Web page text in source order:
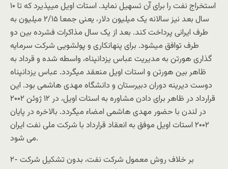
استخراج نفت را برای آن تسهیل نماید. استات اویل میپذیرد که تا ۱۰
سال بعد نیز سالانه یک میلیون دلار، یعنی جمعا ۲/۱۵ میلیون به
طرف ایرانی پرداخت کند. بعد از یک سال مذاکرات فشرده بین دو
طرف توافق میشود. برای پنهانکاری و پولشویی شرکت سرمایه
گذاری هورتن به مدیریت عباس یزدانپناه، واسطه شده و قرداد به
ظاهر بین هورتن و استات اویل منعقد میگردد. عباس یزدانپناه
دوست دیرینه دوران دبیرستان و دانشگاه مهدی هاشمی بود. این
قرارداد در ظاهر برای دادن مشاوره به استات اویل، در ۱۲ ژوئن ۲۰۰۲
در لندن با حضور مهدی هاشمی امضاء میگردد. بالاخره در پایان
۲۰۰۲ استات اویل موفق به انعقاد قرارداد با شرکت ملی نفت ایران
می شود.
۲- بر خلاف روش معمول شرکت نفت، بدون تشکیل شرکت